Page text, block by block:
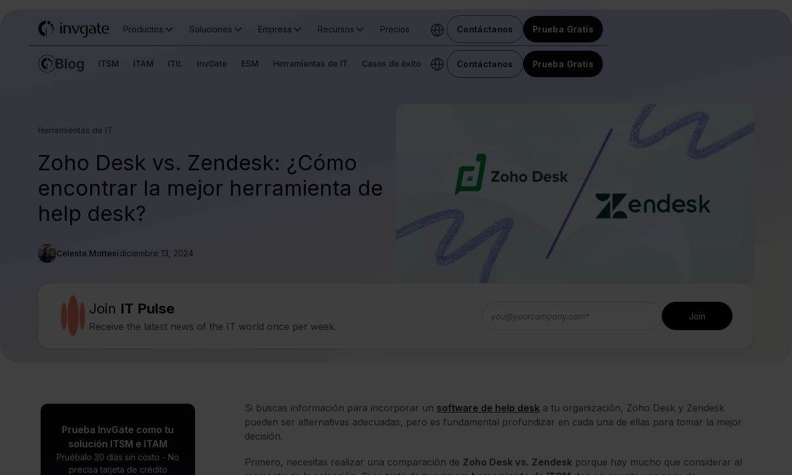
Productos Soluciones Empresa Recursos Precios Contáctanos Prueba Gratis
ITSM ITAM ITIL InvGate ESM Herramientas de IT Casos de éxito Contáctanos Prueba Gratis
Herramientas de IT
Zoho Desk vs. Zendesk: ¿Cómo
encontrar la mejor herramienta de
help desk?
Celeste Mottesidiciembre 13, 2024
Join IT Pulse
Receive the latest news of the IT world once per week.
Prueba InvGate como tu
solución ITSM e ITAM
Pruébalo 30 días sin costo - No
precisa tarjeta de crédito
Si buscas información para incorporar un software de help desk a tu organización, Zoho Desk y Zendesk
pueden ser alternativas adecuadas, pero es fundamental profundizar en cada una de ellas para tomar la mejor
decisión.
Primero, necesitas realizar una comparación de Zoho Desk vs. Zendesk porque hay mucho que considerar al